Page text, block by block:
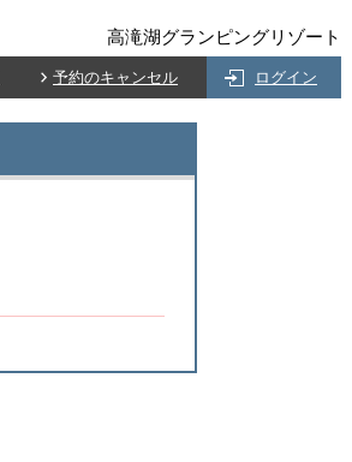
高滝湖グランピングリゾート
予約のキャンセル ログイン